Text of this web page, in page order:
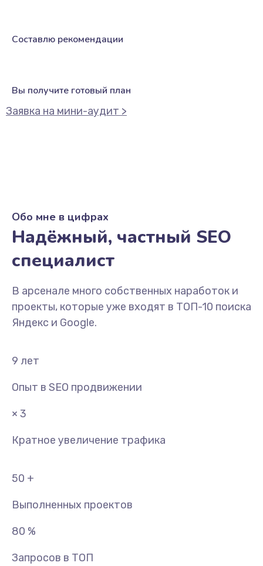
Составлю рекомендации
Вы получите готовый план
Заявка на мини-аудит >
Обо мне в цифрах
Надёжный, частный SEO
специалист
В арсенале много собственных наработок и
проекты, которые уже входят в ТОП-10 поиска
Яндекс и Google.
9 лет
Опыт в SEO продвижении
× 3
Кратное увеличение трафика
50 +
Выполненных проектов
80 %
Запросов в ТОП